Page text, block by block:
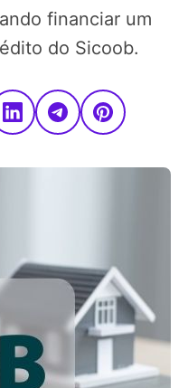
financiar um
do Sicoob.